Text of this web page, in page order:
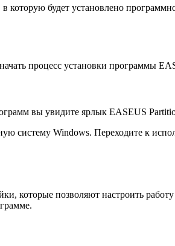
будет установлено
процесс установки программы
вы увидите ярлык EASEUS
систему Windows. Переходите к
которые позволяют настроить